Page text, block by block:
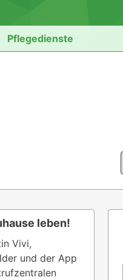
Pflegedienste
leben!
Vivi,
und der App